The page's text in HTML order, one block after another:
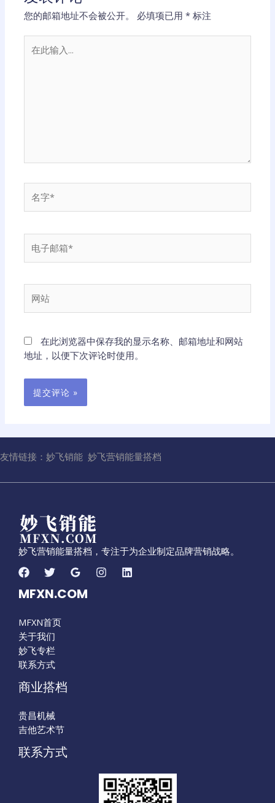
您的邮箱地址不会被公开。 必填项已用* 标注
此
字
子
箱
站
在此浏览器中保存我的显示名称、邮箱地址和网站
地址，以便下次评论时使用。
友情链接： 妙飞销能 妙飞营销能量搭档
妙飞营销能量搭档，专注于为企业制定品牌营销战略。
MFXN.COM
MFXN首页
关于我们
妙飞专栏
联系方式
商业搭档
贵昌机械
吉他艺术节
联系方式